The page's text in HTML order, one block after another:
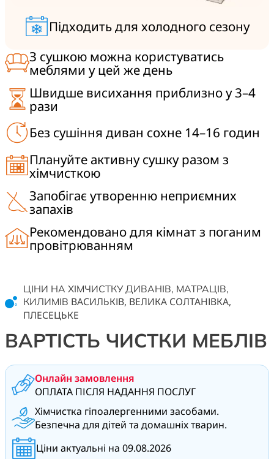
Підходить для холодного сезону
З сушкою можна користуватись
меблями у цей же день
Швидше висихання приблизно у 3–4
рази
Без сушіння диван сохне 14–16 годин
Плануйте активну сушку разом з
хімчисткою
Запобігає утворенню неприємних
запахів
Рекомендовано для кімнат з поганим
провітрюванням
ЦІНИ НА ХІМЧИСТКУ ДИВАНІВ, МАТРАЦІВ,
КИЛИМІВ ВАСИЛЬКІВ, ВЕЛИКА СОЛТАНІВКА,
ПЛЕСЕЦЬКЕ
ВАРТІСТЬ ЧИСТКИ МЕБЛІВ
Онлайн замовлення
ОПЛАТА ПІСЛЯ НАДАННЯ ПОСЛУГ
Хімчистка гіпоалергенними засобами.
Безпечна для дітей та домашніх тварин.
Ціни актуальні на 09.08.2026